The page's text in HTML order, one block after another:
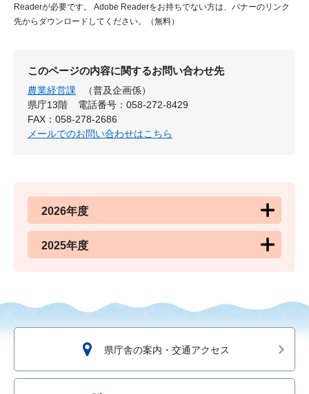
Readerが必要です。
Adobe Readerをお持ちでない方は、バナーのリンク
先からダウンロードしてください。（無料）
このページの内容に関するお問い合わせ先
農業経営課
（普及企画係）
県庁13階
電話番号：058-272-8429
FAX：058-278-2686
メールでのお問い合わせはこちら
2026年度
2025年度
県庁舎の案内・交通アクセス